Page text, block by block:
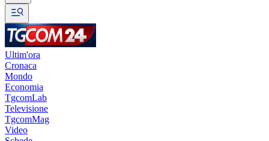
Ultim'ora
Cronaca
Mondo
Economia
TgcomLab
Televisione
TgcomMag
Video